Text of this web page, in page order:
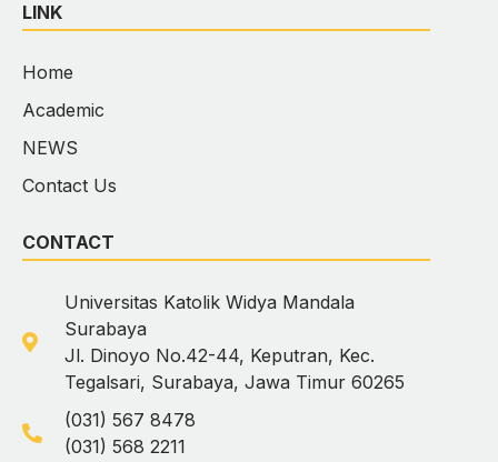
LINK
Home
Academic
NEWS
Contact Us
CONTACT
Universitas Katolik Widya Mandala
Surabaya
Jl. Dinoyo No.42-44, Keputran, Kec.
Tegalsari, Surabaya, Jawa Timur 60265
(031) 567 8478
(031) 568 2211